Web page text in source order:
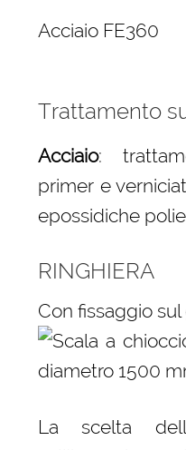
Acciaio FE360
Trattamento
Acciaio:
primer e
epossidiche
RINGHIERA
Con fissaggio
La scelta